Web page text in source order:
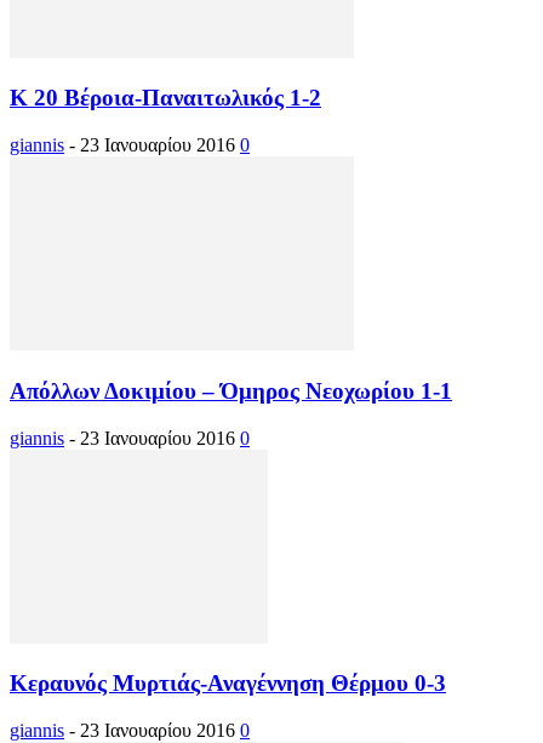
Κ 20 Βέροια-Παναιτωλικός 1-2
giannis - 23 Ιανουαρίου 2016 0
Απόλλων Δοκιμίου – Όμηρος Νεοχωρίου 1-1
giannis - 23 Ιανουαρίου 2016 0
Κεραυνός Μυρτιάς-Αναγέννηση Θέρμου 0-3
giannis - 23 Ιανουαρίου 2016 0